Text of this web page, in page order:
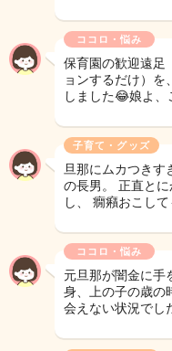
ココロ・悩み
保育園の歓迎遠足
ョンするだけ）を
しました😂娘よ、
子育て・グッズ
旦那にムカつきす
の長男。 正直と
し、 癇癪おこし
ココロ・悩み
元旦那が闇金に手
身、上の子の歳の
会えない状況でし